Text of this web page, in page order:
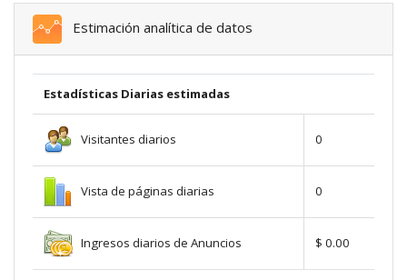
Estimación analítica de datos
Estadísticas Diarias estimadas
Visitantes diarios 0
Vista de páginas diarias 0
Ingresos diarios de Anuncios $ 0.00